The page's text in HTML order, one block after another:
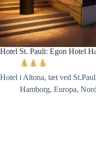
Hotel St. Pauli: Egon Hotel
Hotel i Altona, tæt ved
Hamborg, Europa,